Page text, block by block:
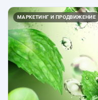
МАРКЕТИНГ И ПРОДВИЖЕНИЕ